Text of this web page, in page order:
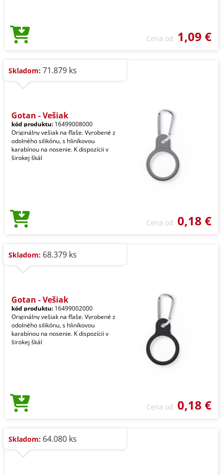
Cena od 1,09 €
Skladom: 71.879 ks
Gotan - Vešiak
kód produktu: 16499008000
Originálny vešiak na fľaše. Vyrobené z
odolného silikónu, s hliníkovou
karabínou na nosenie. K dispozícii v
širokej škál
Cena od 0,18 €
Skladom: 68.379 ks
Gotan - Vešiak
kód produktu: 16499002000
Originálny vešiak na fľaše. Vyrobené z
odolného silikónu, s hliníkovou
karabínou na nosenie. K dispozícii v
širokej škál
Cena od 0,18 €
Skladom: 64.080 ks